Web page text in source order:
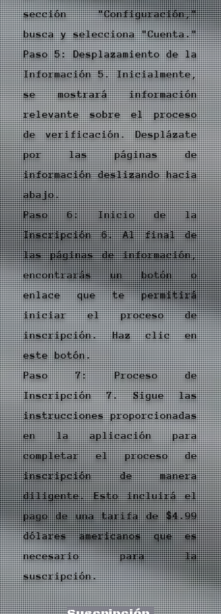
sección "Configuración,"
busca y selecciona "Cuenta."
Paso 5: Desplazamiento de la
Información 5. Inicialmente,
se mostrará información
relevante sobre el proceso
de verificación. Desplázate
por las páginas de
información deslizando hacia
abajo.
Paso 6: Inicio de la
Inscripción 6. Al final de
las páginas de información,
encontrarás un botón o
enlace que te permitirá
iniciar el proceso de
inscripción. Haz clic en
este botón.
Paso 7: Proceso de
Inscripción 7. Sigue las
instrucciones proporcionadas
en la aplicación para
completar el proceso de
inscripción de manera
diligente. Esto incluirá el
pago de una tarifa de $4.99
dólares americanos que es
necesario para la
suscripción.